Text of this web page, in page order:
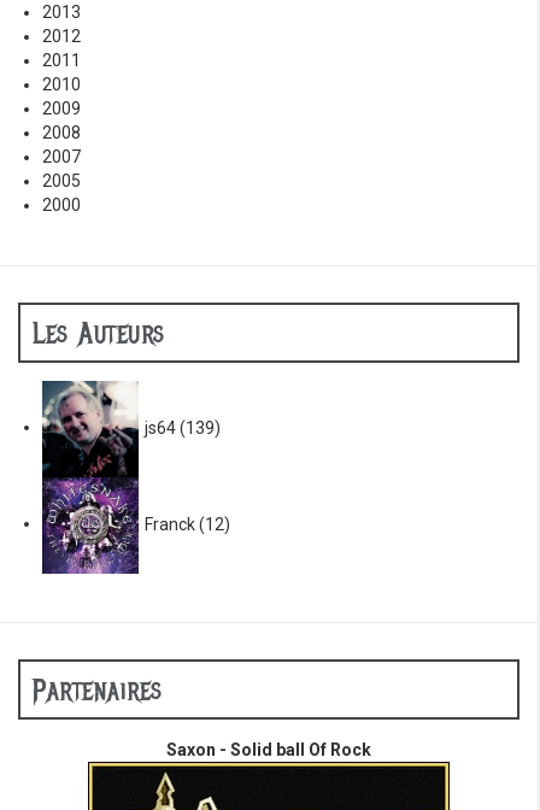
2013
2012
2011
2010
2009
2008
2007
2005
2000
Les Auteurs
js64(139)
Franck(12)
Partenaires
Saxon - Solid ball Of Rock